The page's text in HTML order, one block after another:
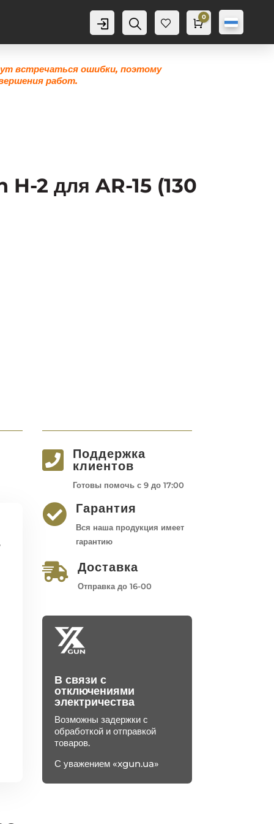
Аккаунт
Поиск
Же
0
Корзина
0
0,0грн
встречаться ошибки, поэтому
работ.
2 для AR-15 (130

Поддержка
клиентов
Готовы помочь с 9 до 17:00
 Гарантия
Вся наша продукция имеет
гарантию
 Доставка
Отправка до 16-00
В связи с
отключениями
электричества
Возможны задержки с
обработкой и отправкой
товаров.
С уважением «xgun.ua»